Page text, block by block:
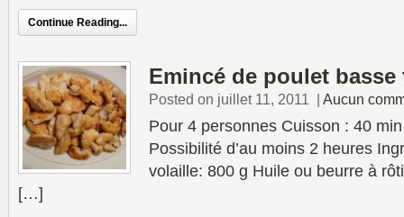
Continue Reading...
Emincé de poulet basse
Posted on juillet 11, 2011 | Aucun
Pour 4 personnes Cuisson : 40
Possibilité d’au moins 2 heures
volaille: 800 g Huile ou beurre à
[…]